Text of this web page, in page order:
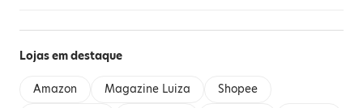
Lojas em destaque
Amazon Magazine Luiza
Shopee